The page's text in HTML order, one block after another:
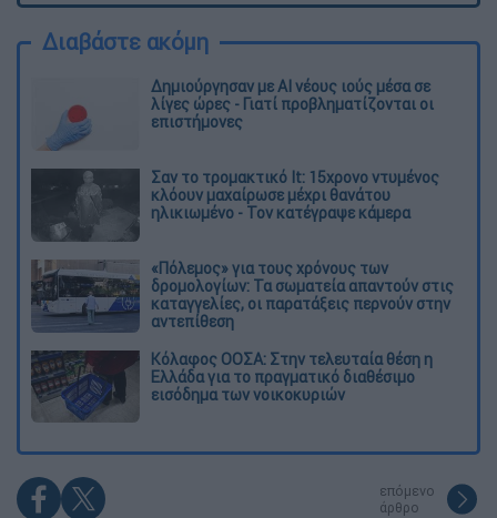
Διαβάστε ακόμη
Δημιούργησαν με AI νέους ιούς μέσα σε
λίγες ώρες - Γιατί προβληματίζονται οι
επιστήμονες
Σαν το τρομακτικό It: 15χρονο ντυμένος
κλόουν μαχαίρωσε μέχρι θανάτου
ηλικιωμένο - Τον κατέγραψε κάμερα
«Πόλεμος» για τους χρόνους των
δρομολογίων: Τα σωματεία απαντούν στις
καταγγελίες, οι παρατάξεις περνούν στην
αντεπίθεση
Κόλαφος ΟΟΣΑ: Στην τελευταία θέση η
Ελλάδα για το πραγματικό διαθέσιμο
εισόδημα των νοικοκυριών
επόμενο
άρθρο